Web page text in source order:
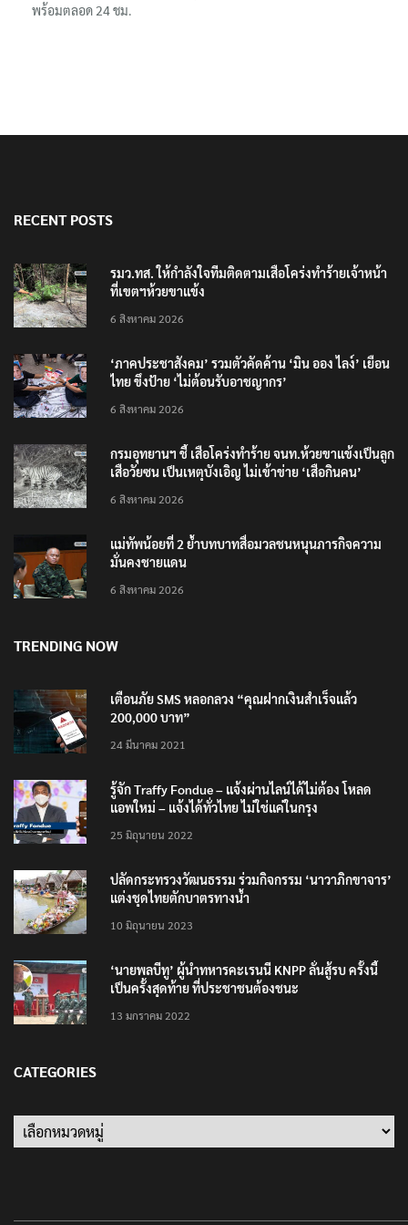
พร้อมตลอด 24 ชม.
RECENT POSTS
รมว.ทส. ให้กำลังใจทีมติดตามเสือโคร่งทำร้ายเจ้าหน้า
ที่เขตฯห้วยขาแข้ง
6 สิงหาคม 2026
‘ภาคประชาสังคม’ รวมตัวคัดค้าน ‘มิน ออง ไลง์’ เยือน
ไทย ขึงป้าย ‘ไม่ต้อนรับอาชญากร’
6 สิงหาคม 2026
กรมอุทยานฯ ชี้ เสือโคร่งทำร้าย จนท.ห้วยขาแข้งเป็นลูก
เสือวัยซน เป็นเหตุบังเอิญ ไม่เข้าข่าย ‘เสือกินคน’
6 สิงหาคม 2026
แม่ทัพน้อยที่ 2 ย้ำบทบาทสื่อมวลชนหนุนภารกิจความ
มั่นคงชายแดน
6 สิงหาคม 2026
TRENDING NOW
เตือนภัย SMS หลอกลวง “คุณฝากเงินสำเร็จแล้ว
200,000 บาท”
24 มีนาคม 2021
รู้จัก Traffy Fondue – แจ้งผ่านไลน์ได้ไม่ต้อง โหลด
แอพใหม่ – แจ้งได้ทั่วไทย ไม่ใช่แค่ในกรุง
25 มิถุนายน 2022
ปลัดกระทรวงวัฒนธรรม ร่วมกิจกรรม ‘นาวาภิกขาจาร’
แต่งชุดไทยตักบาตรทางน้ำ
10 มิถุนายน 2023
‘นายพลบีทู’ ผู้นำทหารคะเรนนี KNPP ลั่นสู้รบ ครั้งนี้
เป็นครั้งสุดท้าย ที่ประชาชนต้องชนะ
13 มกราคม 2022
CATEGORIES
Categories